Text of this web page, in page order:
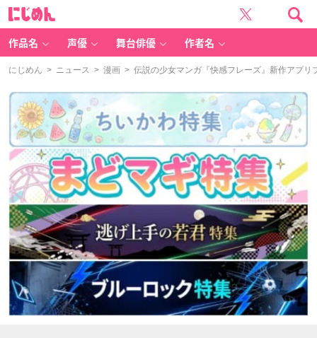
作品名 声優 舞台俳優 作者名
にじめん > ニュース > 漫画 > 伝説の少女マンガ『快感フレーズ』新作アプ